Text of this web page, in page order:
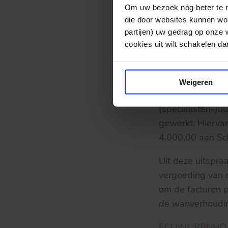
Om uw bezoek nóg beter te
die door websites kunnen
partijen) uw gedrag op onze
cookies uit wilt schakelen
Weigeren
wisseling van
kosten zijn dan
Schenkeveld
TVM. Naar het
vaststelling van
verband
kantonrechter
(specialisten-
gewerkt.
4.000,00 aan
Uit deze
vergoeding van
om de facturen
de